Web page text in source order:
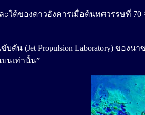
ต้ของดาวอังคารเมื่อต้นทศวรรษที่
บดัน (Jet Propulsion Laboratory) ข
นเท่านั้น”